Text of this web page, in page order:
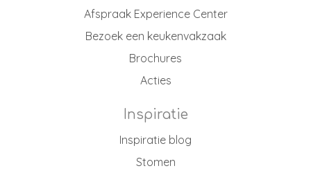
Afspraak Experience Center
Bezoek een keukenvakzaak
Brochures
Acties
Inspiratie
Inspiratie blog
Stomen